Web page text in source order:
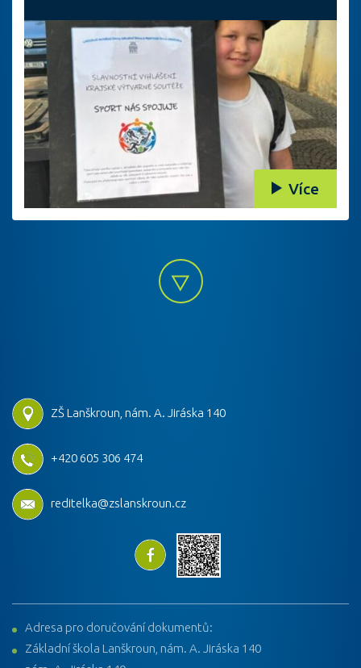
Více
ZŠ Lanškroun, nám. A. Jiráska 140
+420 605 306 474
reditelka@zslanskroun.cz
Adresa pro doručování dokumentů:
Základní škola Lanškroun, nám. A. Jiráska 140